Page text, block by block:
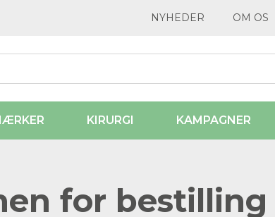
NYHEDER OM OS
KIRURGI KAMPAGNER
for bestilling